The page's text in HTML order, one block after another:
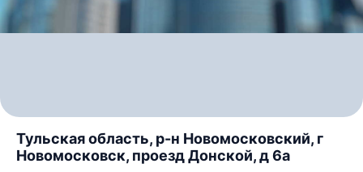
Тульская область, р-н Новомосковский, г
Новомосковск, проезд Донской, д 6а